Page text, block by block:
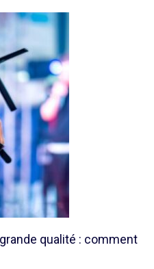
qualité : comment